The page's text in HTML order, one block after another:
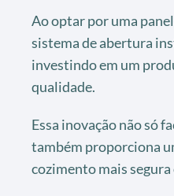
Ao optar por uma
sistema de abertura
investindo em um
qualidade.
Essa inovação não só
também proporciona
cozimento mais